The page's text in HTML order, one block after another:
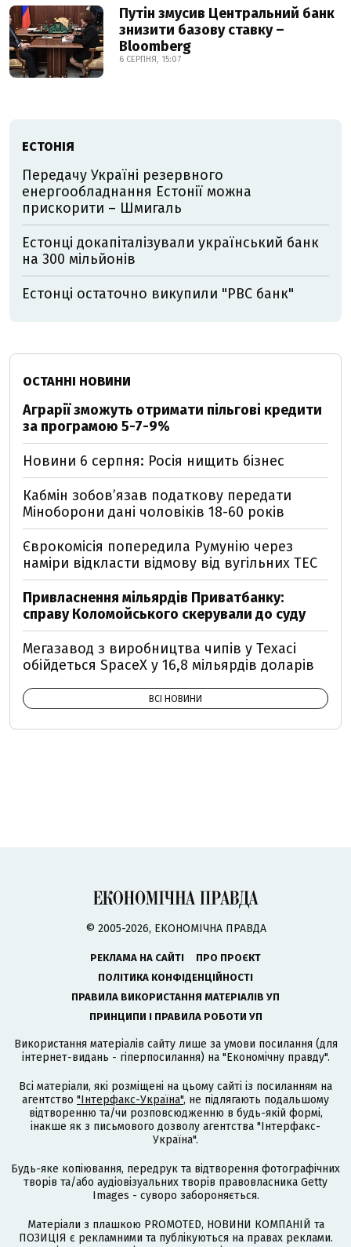
Путін змусив Центральний банк
знизити базову ставку –
Bloomberg
6 СЕРПНЯ, 15:07
ЕСТОНІЯ
Передачу Україні резервного
енергообладнання Естонії можна
прискорити – Шмигаль
Естонці докапіталізували український банк
на 300 мільйонів
Естонці остаточно викупили "РВС банк"
ОСТАННІ НОВИНИ
Аграрії зможуть отримати пільгові кредити
за програмою 5-7-9%
Новини 6 серпня: Росія нищить бізнес
Кабмін зобовʼязав податкову передати
Міноборони дані чоловіків 18-60 років
Єврокомісія попередила Румунію через
наміри відкласти відмову від вугільних ТЕС
Привласнення мільярдів Приватбанку:
справу Коломойського скерували до суду
Мегазавод з виробництва чипів у Техасі
обійдеться SpaceX у 16,8 мільярдів доларів
ВСІ НОВИНИ
© 2005-2026, ЕКОНОМІЧНА ПРАВДА
РЕКЛАМА НА САЙТІ
ПРО ПРОЄКТ
ПОЛІТИКА КОНФІДЕНЦІЙНОСТІ
ПРАВИЛА ВИКОРИСТАННЯ МАТЕРІАЛІВ УП
ПРИНЦИПИ І ПРАВИЛА РОБОТИ УП
Використання матеріалів сайту лише за умови посилання (для
інтернет-видань - гіперпосилання) на "Економічну правду".
Всі матеріали, які розміщені на цьому сайті із посиланням на
агентство "Інтерфакс-Україна", не підлягають подальшому
відтворенню та/чи розповсюдженню в будь-якій формі,
інакше як з письмового дозволу агентства "Інтерфакс-
Україна".
Будь-яке копіювання, передрук та відтворення фотографічних
творів та/або аудіовізуальних творів правовласника Getty
Images - суворо забороняється.
Матеріали з плашкою PROMOTED, НОВИНИ КОМПАНІЙ та
ПОЗИЦІЯ є рекламними та публікуються на правах реклами.